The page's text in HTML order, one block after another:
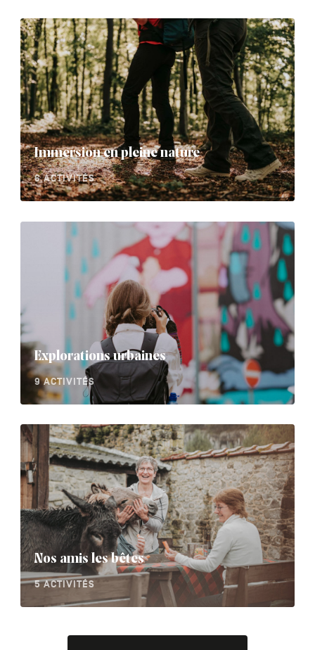
Immersion en pleine nature
6 ACTIVITÉS
Explorations urbaines
9 ACTIVITÉS
Nos amis les bêtes
5 ACTIVITÉS